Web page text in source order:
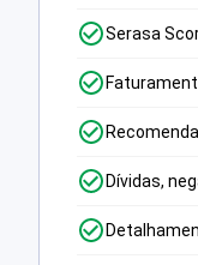
Serasa
Dívidas,